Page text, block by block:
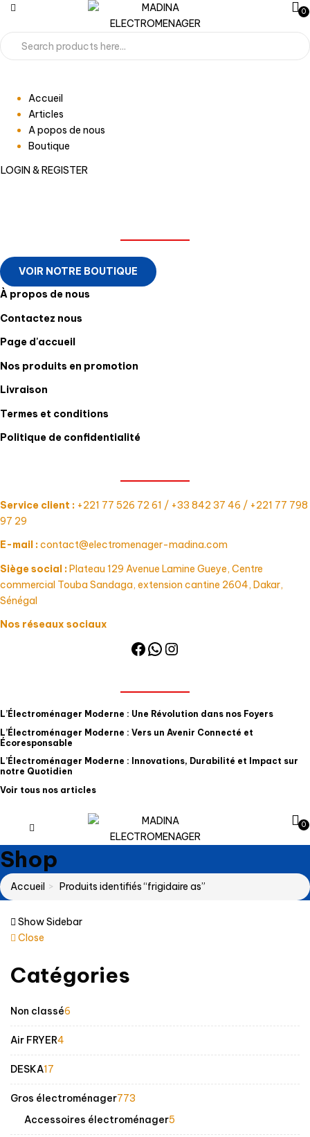
0
Accueil
Articles
A popos de nous
Boutique
LOGIN & REGISTER
VOIR NOTRE BOUTIQUE
À propos de nous
Contactez nous
Page d'accueil
Nos produits en promotion
Livraison
Termes et conditions
Politique de confidentialité
Service client : +221 77 526 72 61 / +33 842 37 46 / +221 77 798
97 29
E-mail :contact@electromenager-madina.com
Siège social :Plateau 129 Avenue Lamine Gueye, Centre
commercial Touba Sandaga, extension cantine 2604, Dakar,
Sénégal
Nos réseaux sociaux
Facebook
WhatsApp
Instagram
L’Électroménager Moderne : Une Révolution dans nos Foyers
L’Électroménager Moderne : Vers un Avenir Connecté et
Écoresponsable
L’Électroménager Moderne : Innovations, Durabilité et Impact sur
notre Quotidien
Voir tous nos articles
0
Shop
Accueil Produits identifiés “frigidaire as”
Show Sidebar
Close
Catégories
Non classé6
produits
Air FRYER4
produits
DESKA17
produits
Gros électroménager773
Accessoires électroménager5
produits